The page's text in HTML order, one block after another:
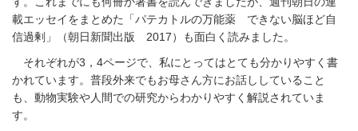
載エッセイをまとめた「パテカトルの万能薬 できない脳ほど自
信過剰」（朝日新聞出版 2017）も面白く読みました。
それぞれが3，4ページで、私にとってはとても分かりやすく書
かれています。普段外来でもお母さん方にお話ししていること
も、動物実験や人間での研究からわかりやすく解説されていま
す。